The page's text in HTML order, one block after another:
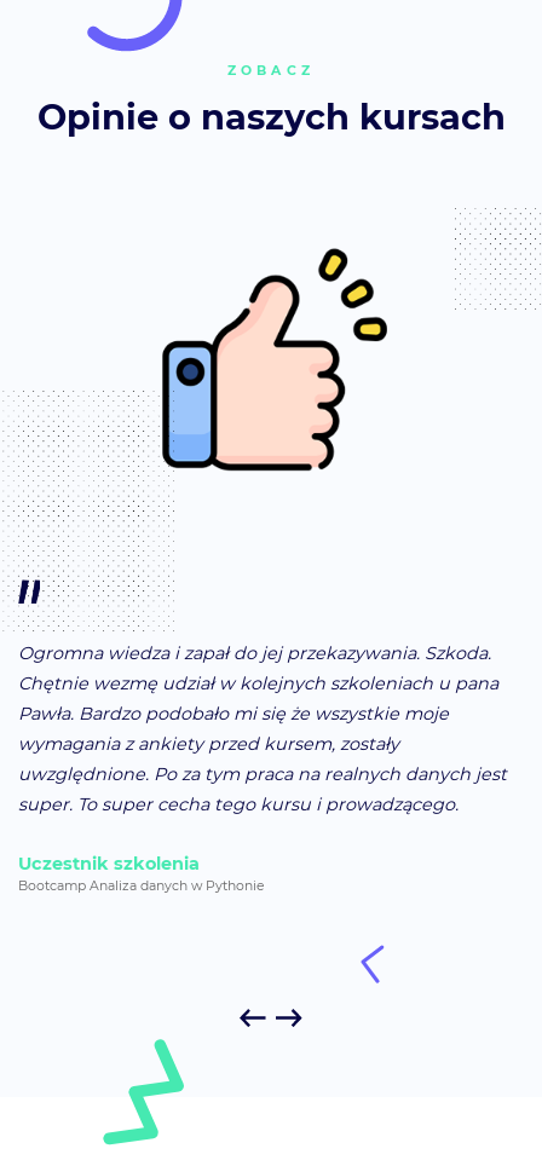
ZOBACZ
Opinie o naszych kursach
Ogromna wiedza i zapał do jej przekazywania. Szkoda.
Chętnie wezmę udział w kolejnych szkoleniach u pana
Pawła. Bardzo podobało mi się że wszystkie moje
wymagania z ankiety przed kursem, zostały
uwzględnione. Po za tym praca na realnych danych jest
super. To super cecha tego kursu i prowadzącego.
Uczestnik szkolenia
Bootcamp Analiza danych w Pythonie